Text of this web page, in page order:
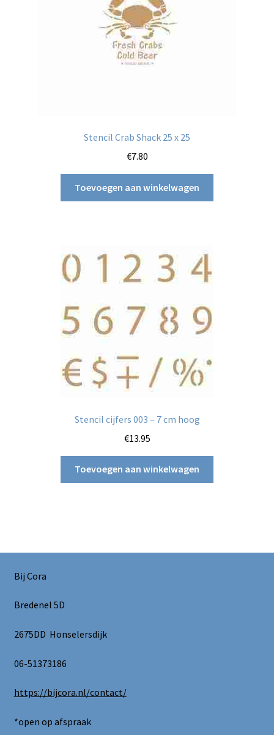
Stencil Crab Shack 25 x 25
€7.80
Toevoegen aan winkelwagen
Stencil cijfers 003 – 7 cm hoog
€13.95
Toevoegen aan winkelwagen
Bij Cora
Bredenel 5D
2675DD Honselersdijk
06-51373186
https://bijcora.nl/contact/
*open op afspraak